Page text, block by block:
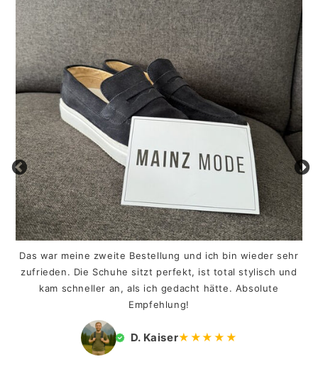
Das war meine zweite Bestellung und ich bin wieder sehr
zufrieden. Die Schuhe sitzt perfekt, ist total stylisch und
kam schneller an, als ich gedacht hätte. Absolute
Empfehlung!
D. Kaiser★★★★★